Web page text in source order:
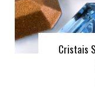
Cristais